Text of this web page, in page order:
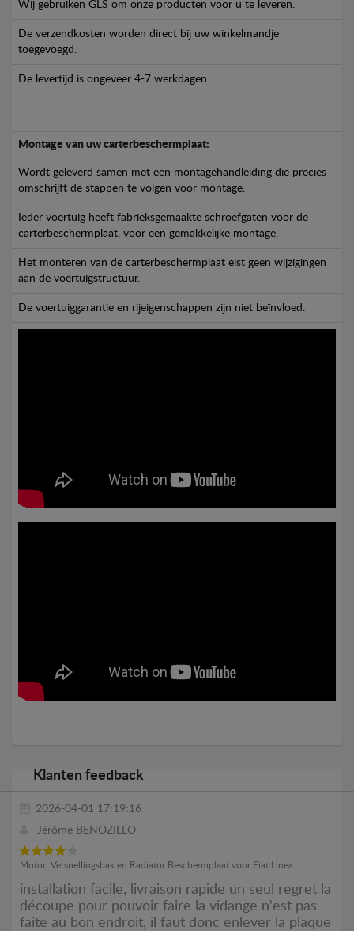
Wij gebruiken GLS om onze producten voor u te leveren.
De verzendkosten worden direct bij uw winkelmandje
toegevoegd.
De levertijd is ongeveer 4-7 werkdagen.
Montage van uw carterbeschermplaat:
Wordt geleverd samen met een montagehandleiding die precies
omschrijft de stappen te volgen voor montage.
Ieder voertuig heeft fabrieksgemaakte schroefgaten voor de
carterbeschermplaat, voor een gemakkelijke montage.
Het monteren van de carterbeschermplaat eist geen wijzigingen
aan de voertuigstructuur.
De voertuiggarantie en rijeigenschappen zijn niet beïnvloed.
Klanten feedback
2026-04-01 17:19:16
Jérôme BENOZILLO
Motor, Versnellingsbak en Radiator Beschermplaat voor Fiat Linea
installation facile, livraison rapide un seul regret la
découpe pour pouvoir faire la vidange n'est pas
faite au bon endroit, il faut donc enlever la plaque